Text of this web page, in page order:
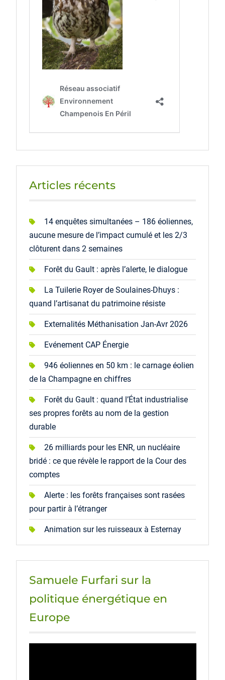
Articles récents
14 enquêtes simultanées – 186 éoliennes,
aucune mesure de l’impact cumulé et les 2/3
clôturent dans 2 semaines
Forêt du Gault : après l’alerte, le dialogue
La Tuilerie Royer de Soulaines-Dhuys :
quand l’artisanat du patrimoine résiste
Externalités Méthanisation Jan-Avr 2026
Evénement CAP Énergie
946 éoliennes en 50 km : le carnage éolien
de la Champagne en chiffres
Forêt du Gault : quand l’État industrialise
ses propres forêts au nom de la gestion
durable
26 milliards pour les ENR, un nucléaire
bridé : ce que révèle le rapport de la Cour des
comptes
Alerte : les forêts françaises sont rasées
pour partir à l’étranger
Animation sur les ruisseaux à Esternay
Samuele Furfari sur la
politique énergétique en
Europe